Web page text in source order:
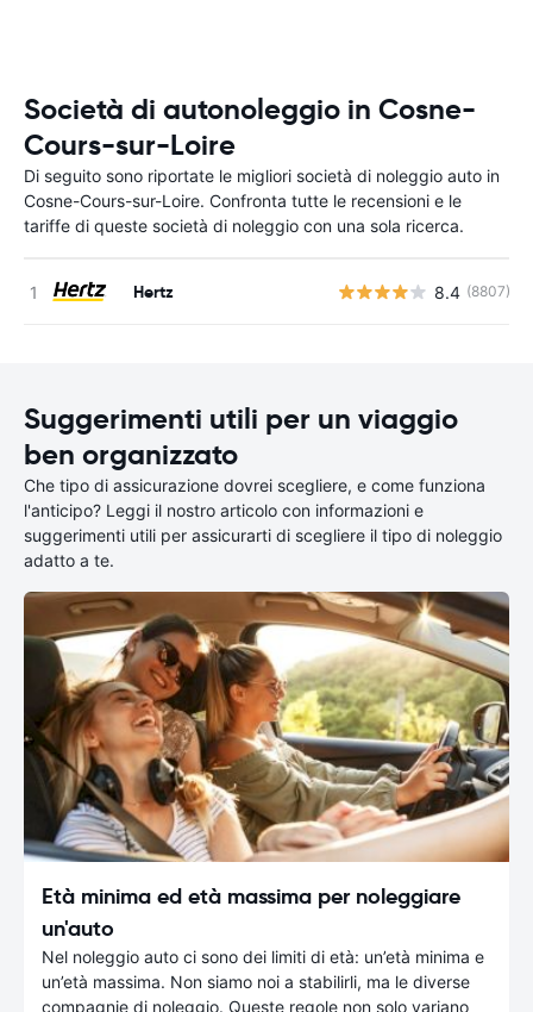
Società di autonoleggio in Cosne-
Cours-sur-Loire
Di seguito sono riportate le migliori società di noleggio auto in
Cosne-Cours-sur-Loire. Confronta tutte le recensioni e le
tariffe di queste società di noleggio con una sola ricerca.
Hertz 8.4 (8807)
Suggerimenti utili per un viaggio
ben organizzato
Che tipo di assicurazione dovrei scegliere, e come funziona
l'anticipo? Leggi il nostro articolo con informazioni e
suggerimenti utili per assicurarti di scegliere il tipo di noleggio
adatto a te.
Età minima ed età massima per noleggiare
un'auto
Nel noleggio auto ci sono dei limiti di età: un’età minima e
un’età massima. Non siamo noi a stabilirli, ma le diverse
compagnie di noleggio. Queste regole non solo variano